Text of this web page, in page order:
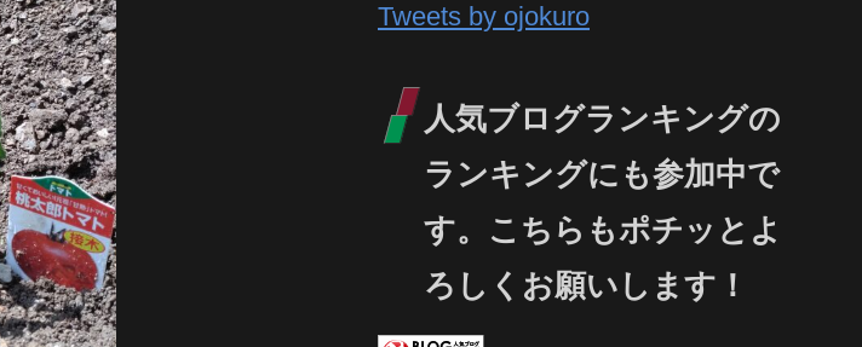
Tweets by ojokuro
人気ブログランキングの
ランキングにも参加中で
す。こちらもポチッとよ
ろしくお願いします！